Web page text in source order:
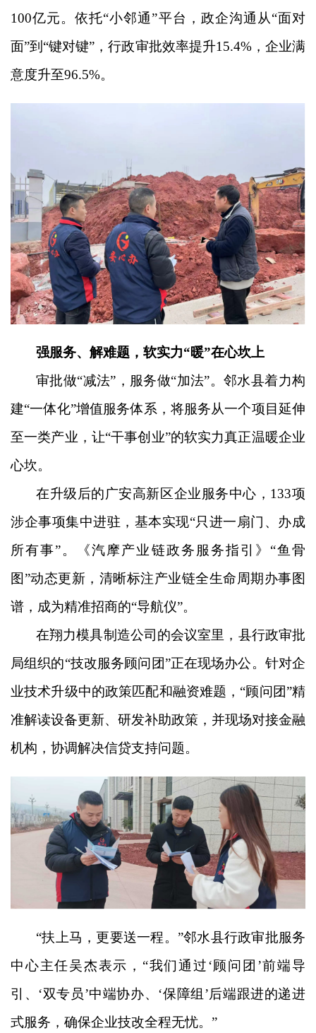
100亿元。依托“小邻通”平台，政企沟通从“面对
面”到“键对键”，行政审批效率提升15.4%，企业满
意度升至96.5%。
强服务、解难题，软实力“暖”在心坎上
审批做“减法”，服务做“加法”。邻水县着力构
建“一体化”增值服务体系，将服务从一个项目延伸
至一类产业，让“干事创业”的软实力真正温暖企业
心坎。
在升级后的广安高新区企业服务中心， 133项
涉企事项集中进驻，基本实现“只进一扇门、办成
所有事”。《汽摩产业链政务服务指引》“鱼骨
图”动态更新，清晰标注产业链全生命周期办事图
谱，成为精准招商的“导航仪”。
在翔力模具制造公司的会议室里，县行政审批
局组织的“技改服务顾问团”正在现场办公。针对企
业技术升级中的政策匹配和融资难题，“顾问团”精
准解读设备更新、研发补助政策，并现场对接金融
机构，协调解决信贷支持问题。
“扶上马，更要送一程。”邻水县行政审批服务
中心主任吴杰表示，“我们通过‘顾问团’前端导
引、‘双专员’中端协办、‘保障组’后端跟进的递进
式服务，确保企业技改全程无忧。”